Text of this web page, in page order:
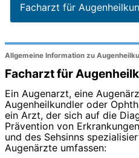
Facharzt für
Allgemeine Information zu
Facharzt für
Ein Augenarzt, eine
Augenheilkundler oder
ein Arzt, der sich auf die
Prävention von
und des Sehsinns
Augenärzte umfassen: